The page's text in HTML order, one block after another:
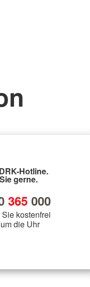
Hotline.
gerne.
365000
Sie kostenfrei
die Uhr